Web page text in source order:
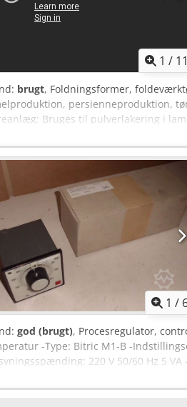
1 / 11
brugt, Foldningsformer,
persienneproduktion,
Bruges til pulverlakering i
- Gearmotor: WEG 0,37 kW -
1 /
god (brugt), Procesregulator,
-Type: Bitric M1-B -
220 V 50/60 Hz 5 VA